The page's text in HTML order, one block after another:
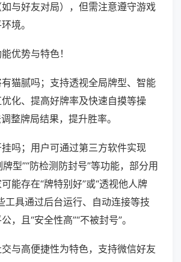
与好友对局），但需注意遵守游戏
境。
优势与特色！
猫腻吗；支持透视全局牌型、智能
化、提高好牌率及快速自摸等操
整牌局结果，提升胜率。
吗；用户可通过第三方软件实现
牌型”“防检测防封号”等功能，部分用
能存在“牌特别好”或“透视他人牌
工具通过后台运行、自动连接等技
，且“安全性高”“不被封号”。
与高便捷性为特色，支持微信好友